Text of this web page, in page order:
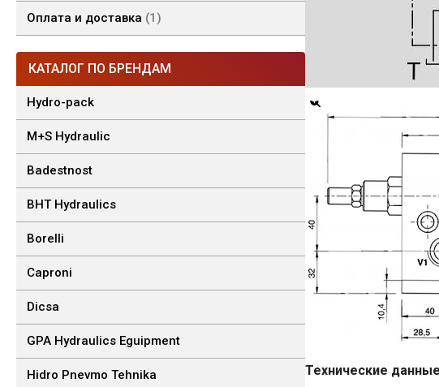
Оплата и доставка 1
КАТАЛОГ ПО БРЕНДАМ
Hydro-pack
M+S Hydraulic
Badestnost
BHT Hydraulics
Borelli
Caproni
Dicsa
GPA Hydraulics Eguipment
Hidro Pnevmo Tehnika Технические